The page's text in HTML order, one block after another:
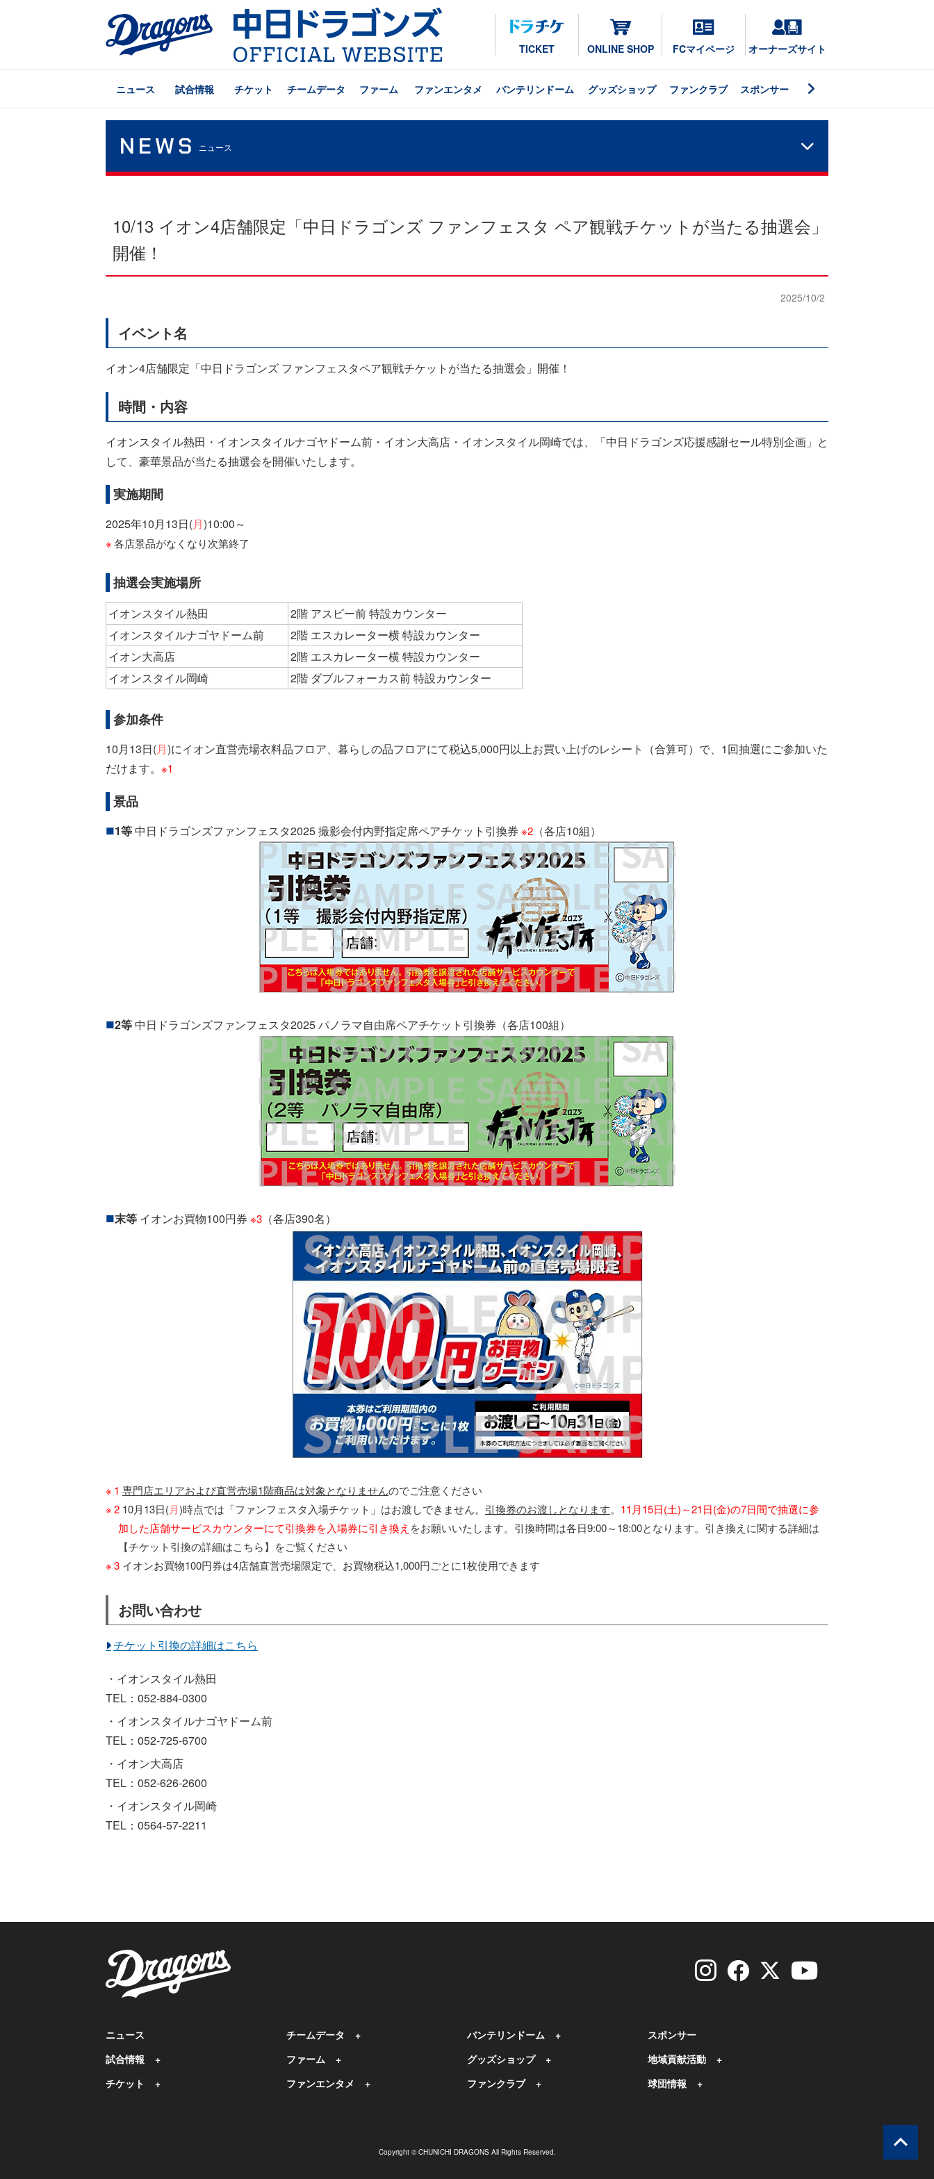
TICKET ONLINE SHOP FCマイページ オーナーズサイト
ニュース 試合情報 チケット チームデータ ファーム ファンエンタメ バンテリンドーム グッズショップ ファンクラブ スポンサー
NEWS ニュース
10/13 イオン4店舗限定「中日ドラゴンズ ファンフェスタ ペア観戦チケットが当たる抽選会」
開催！
2025/10/2
イベント名
イオン4店舗限定「中日ドラゴンズ ファンフェスタペア観戦チケットが当たる抽選会」開催！
時間・内容
イオンスタイル熱田・イオンスタイルナゴヤドーム前・イオン大高店・イオンスタイル岡崎では、「中日ドラゴンズ応援感謝セール特別企画」と
して、豪華景品が当たる抽選会を開催いたします。
実施期間
2025年10月13日(月)10:00～
各店景品がなくなり次第終了
抽選会実施場所
イオンスタイル熱田
2階 アスビー前 特設カウンター
イオンスタイルナゴヤドーム前
2階 エスカレーター横 特設カウンター
イオン大高店
2階 エスカレーター横 特設カウンター
イオンスタイル岡崎
2階 ダブルフォーカス前 特設カウンター
参加条件
10月13日(月)にイオン直営売場衣料品フロア、暮らしの品フロアにて税込5,000円以上お買い上げのレシート（合算可）で、1回抽選にご参加いた
だけます。 ※1
景品
1等 中日ドラゴンズファンフェスタ2025 撮影会付内野指定席ペアチケット引換券 ※2 （各店10組）
2等 中日ドラゴンズファンフェスタ2025 パノラマ自由席ペアチケット引換券（各店100組）
末等 イオンお買物100円券 ※3 （各店390名）
1 専門店エリアおよび直営売場1階商品は対象となりませんのでご注意ください
2 10月13日(月)時点では「ファンフェスタ入場チケット」はお渡しできません。 引換券のお渡しとなります。 11月15日(土)～21日(金)の7日間で抽選に参
加した店舗サービスカウンターにて引換券を入場券に引き換え をお願いいたします。引換時間は各日9:00～18:00となります。引き換えに関する詳細は
【チケット引換の詳細はこちら】をご覧ください
3 イオンお買物100円券は4店舗直営売場限定で、お買物税込1,000円ごとに1枚使用できます
お問い合わせ
チケット引換の詳細はこちら
・イオンスタイル熱田
TEL：052-884-0300
・イオンスタイルナゴヤドーム前
TEL：052-725-6700
・イオン大高店
TEL：052-626-2600
・イオンスタイル岡崎
TEL：0564-57-2211
ニュース
試合情報
チケット
チームデータ
ファーム
ファンエンタメ
バンテリンドーム
グッズショップ
ファンクラブ
スポンサー
地域貢献活動
球団情報
Copyright © CHUNICHI DRAGONS All Rights Reserved.